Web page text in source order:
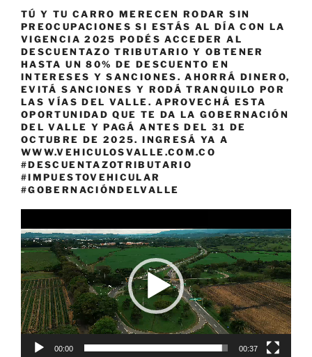
TÚ Y TU CARRO MERECEN RODAR SIN
PREOCUPACIONES SI ESTÁS AL DÍA CON LA
VIGENCIA 2025 PODÉS ACCEDER AL
DESCUENTAZO TRIBUTARIO Y OBTENER
HASTA UN 80% DE DESCUENTO EN
INTERESES Y SANCIONES. AHORRÁ DINERO,
EVITÁ SANCIONES Y RODÁ TRANQUILO POR
LAS VÍAS DEL VALLE. APROVECHÁ ESTA
OPORTUNIDAD QUE TE DA LA GOBERNACIÓN
DEL VALLE Y PAGÁ ANTES DEL 31 DE
OCTUBRE DE 2025. INGRESÁ YA A
WWW.VEHICULOSVALLE.COM.CO
#DESCUENTAZOTRIBUTARIO
#IMPUESTOVEHICULAR
#GOBERNACIÓNDELVALLE
de
vídeo
00:00 00:37